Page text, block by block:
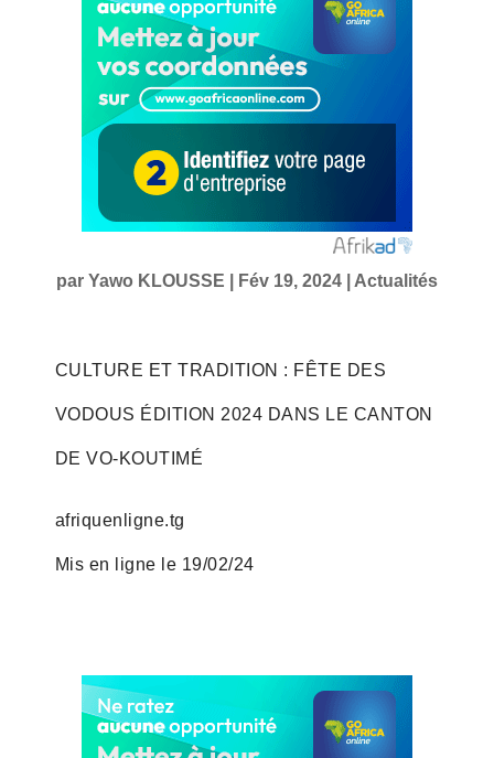
par Yawo KLOUSSE Fév 19, 2024| Actualités
CULTURE ET TRADITION : FÊTE DES
VODOUS ÉDITION 2024 DANS LE CANTON
DE VO-KOUTIMÉ
afriquenligne.tg
Mis en ligne le 19/02/24